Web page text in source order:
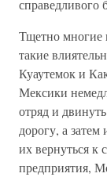
справедливого
Тщетно
такие
Куаутемок и
Мексики
отряд и
дорогу, а затем
их вернуться к
предприятия,